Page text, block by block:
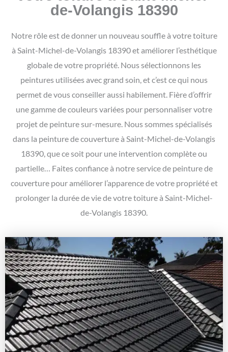
de-Volangis 18390
Notre rôle est de donner un nouveau souffle à votre toiture
à Saint-Michel-de-Volangis 18390 et améliorer l’esthétique
globale de votre propriété. Nous sélectionnons les
peintures utilisées avec grand soin, et c’est ce qui nous
permet de vous conseiller aussi habilement. Fière d’offrir
une gamme de couleurs variées pour personnaliser votre
projet de peinture sur-mesure. Nous sommes spécialisés
dans la peinture de couverture à Saint-Michel-de-Volangis
18390, que ce soit pour une intervention complète ou
partielle… Faites confiance à notre service de peinture de
couverture pour améliorer l’apparence de votre propriété et
prolonger la durée de vie de votre toiture à Saint-Michel-
de-Volangis 18390.